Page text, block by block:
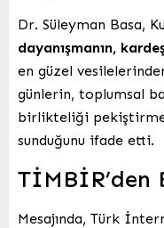
Dr. Süleyman Basa,
dayanışmanın,
en güzel
günlerin, toplumsal
birlikteliği
sunduğunu ifade etti.
TİMBİR’den
Mesajında, Türk